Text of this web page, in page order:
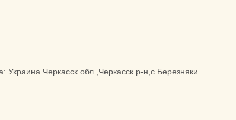
Черкасск.обл.,Черкасск.р-н,с.Березняки